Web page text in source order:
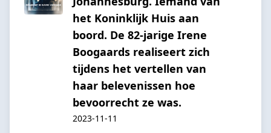
het Koninklijk Huis aan
boord. De 82-jarige Irene
Boogaards realiseert zich
tijdens het vertellen van
haar belevenissen hoe
bevoorrecht ze was.
2023-11-11